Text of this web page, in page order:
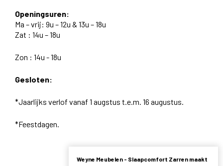
Openingsuren:
Ma – vrij: 9u – 12u & 13u – 18u
Zat : 14u – 18u
Zon : 14u - 18u
Gesloten:
*Jaarlijks verlof vanaf 1 augstus t.e.m. 16 augustus.
*Feestdagen.
Weyne Meubelen - Slaapcomfort Zarren maakt